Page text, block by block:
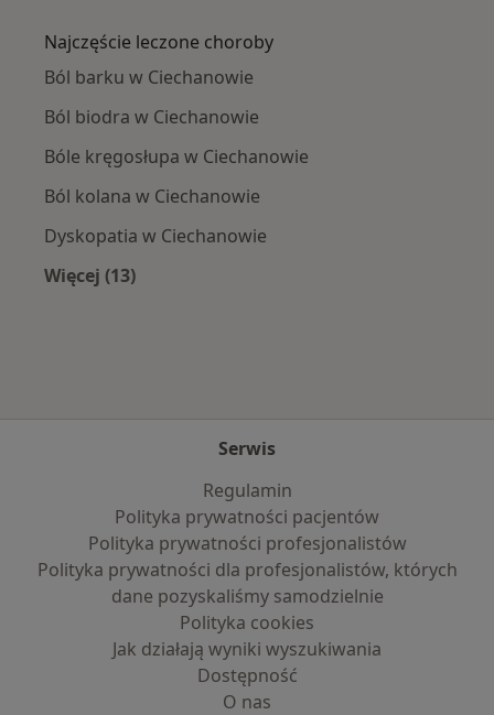
Najczęście leczone choroby
Ból barku w Ciechanowie
Ból biodra w Ciechanowie
Bóle kręgosłupa w Ciechanowie
Ból kolana w Ciechanowie
Dyskopatia w Ciechanowie
Więcej (13)
Serwis
Regulamin
Polityka prywatności pacjentów
Polityka prywatności profesjonalistów
Polityka prywatności dla profesjonalistów, których
dane pozyskaliśmy samodzielnie
Polityka cookies
Jak działają wyniki wyszukiwania
Dostępność
O nas